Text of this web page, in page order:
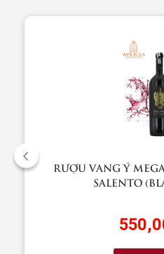
RƯỢU VANG Ý
SALENTO